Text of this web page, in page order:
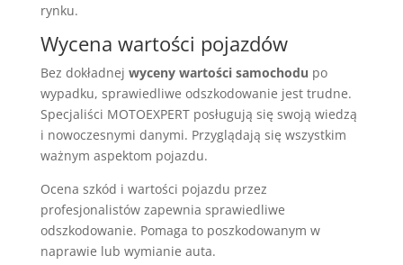
rynku.
Wycena wartości pojazdów
Bez dokładnej wyceny wartości samochodu po
wypadku, sprawiedliwe odszkodowanie jest trudne.
Specjaliści MOTOEXPERT posługują się swoją wiedzą
i nowoczesnymi danymi. Przyglądają się wszystkim
ważnym aspektom pojazdu.
Ocena szkód i wartości pojazdu przez
profesjonalistów zapewnia sprawiedliwe
odszkodowanie. Pomaga to poszkodowanym w
naprawie lub wymianie auta.